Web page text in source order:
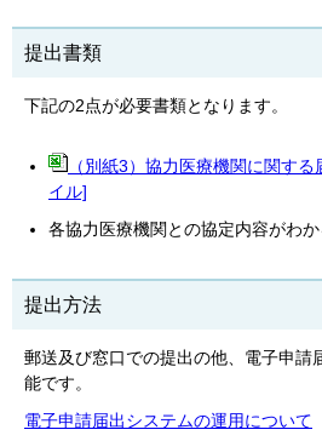
提出書類
下記の2点が必要書類となります。
（別紙3）協力医療機関に関す
イル]
各協力医療機関との協定内容がわか
提出方法
郵送及び窓口での提出の他、電子申請
能です。
電子申請届出システムの運用について